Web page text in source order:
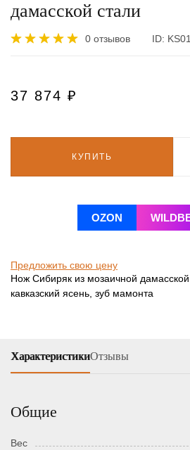
дамасской стали
0 отзывов ID:
37 874 ₽
КУПИТЬ
OZON
Предложить свою цену
Нож Сибиряк из мозаичной дамасской
кавказский ясень, зуб мамонта
ХарактеристикиОтзывы
Общие
Вес